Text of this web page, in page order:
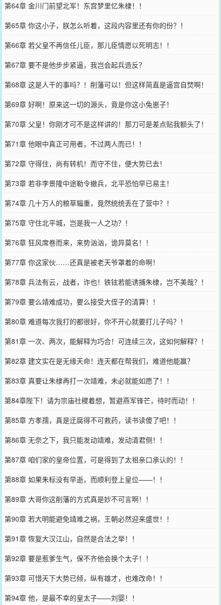
第64章 金川门前望北军！东宫梦里忆朱棣！！
第65章 你这小子，朕怎么听着，这段内容里还有你的份？！
第66章 若父皇不再信任儿臣，那儿臣情愿以死明志！！
第67章 要不是他步步紧逼，我岂会起兵造反？
第68章 这是人干的事吗？！削藩可以！但这样简直是逼宫自焚啊！
第69章 好啊！原来这一切的源头，竟是你这小兔崽子！
第70章 父皇！你刚才可不是这样讲的！那刀可是差点贴我额头了！
第71章 他眼中真正可用者，不过两人而已！！
第72章 守得住，尚有转机！而守不住，便大势已去！
第73章 若非李景隆中途勒令撤兵，北平恐怕早已易主！
第74章 几十万人的粮草辎重，竟然统统丢在了营中？！
第75章 守住北平城，岂是我一人之功？！
第76章 狂风席卷而来，来势汹汹，诡异莫名！！
第77章 你这家伙……还真是被老天爷罩着的命啊！
第78章 兵法有云，战者，诈也！铁铉若能诱捕朱棣，岂不美哉？！
第79章 要么靖难成功，要么接受大侄子的清算！！
第80章 难道每次我打的都很好，你不开心就要打儿子吗？！
第81章 一次、两次，能解释为巧合！可连续三次，这如何解释？！
第82章 建文实在是无缘天命！连天都在帮我们，难道他能赢？
第83章 真要让朱棣再打一次靖难，未必就能如愿了！！
第84章陛下！请为宗庙社稷着想，暂避燕军锋芒，待时而动！！
第85章 方孝孺，真是迂腐得不可救药，读书读傻了吧！！
第86章 无奈之下，我只能发动靖难，发动清君侧！！
第87章 咱们家的皇帝位置，可是得到了太祖亲口承认的！！
第88章 如果朱标没有早逝，而顺利登上皇位——！！
第89章 大哥你这削藩的方式真是妙不可言啊！！
第90章 若大明能避免靖难之祸，王朝必然迎来盛世！！
第91章 恢复大汉江山，自然是合法之举！！
第92章 要是惹爹生气，保不齐他会换个太子！！
第93章 可惜天下大势已倾，纵有雄才，也难改命！！
第94章 他，是最不幸的皇太子——刘婴！！